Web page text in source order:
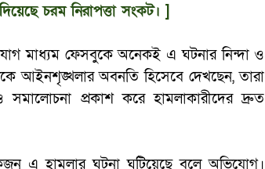
চরম নিরাপত্তা সংকট। ]
মাধ্যম ফেসবুকে অনেকই এ ঘটনার নিন্দা ও
আইনশৃঙ্খলার অবনতি হিসেবে দেখছেন, তারা
প্রকাশ করে হামলাকারীদের দ্রুত
এ হামলার ঘটনা ঘটিয়েছে বলে অভিযোগ।